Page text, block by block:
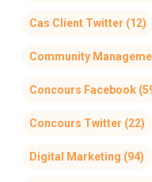
Cas Client Twitter (12)
Community
Concours Facebook
Concours Twitter (22)
Digital Marketing (94)